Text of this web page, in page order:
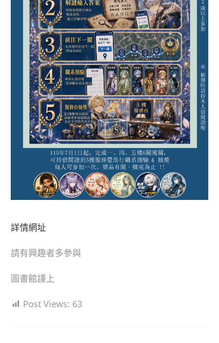
詳情網址
請有興趣者多參與
圖書館謹上
Post Views: 63